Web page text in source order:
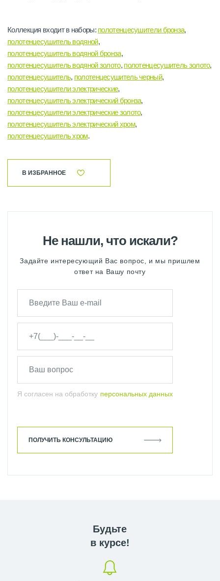
Коллекция входит в наборы: полотенцесушители бронза,
полотенцесушитель водяной,
полотенцесушитель водяной бронза,
полотенцесушитель водяной золото, полотенцесушитель золото,
полотенцесушитель, полотенцесушитель черный,
полотенцесушители электрические,
полотенцесушитель электрический бронза,
полотенцесушители электрические золото,
полотенцесушитель электрический хром,
полотенцесушитель хром.
В ИЗБРАННОЕ
Не нашли, что искали?
Задайте интересующий Вас вопрос, и мы пришлем
ответ на Вашу почту
Я согласен на обработку персональных данных
ПОЛУЧИТЬ КОНСУЛЬТАЦИЮ
Будьте
в курсе!